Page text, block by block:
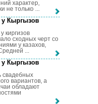
характер,
не только ...
Кыргызов
киргизов
сходных черт со
у казахов,
...
Кыргызов
свадебных
вариантов, а
обладают